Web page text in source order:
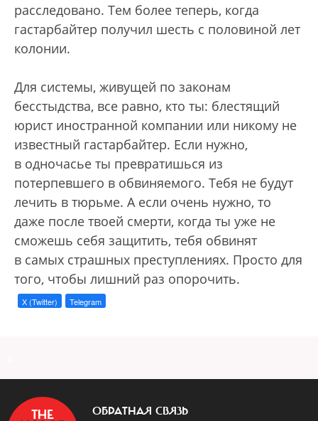
расследовано. Тем более теперь, когда
гастарбайтер получил шесть с половиной лет
колонии.
Для системы, живущей по законам
бесстыдства, все равно, кто ты: блестящий
юрист иностранной компании или никому не
известный гастарбайтер. Если нужно,
в одночасье ты превратишься из
потерпевшего в обвиняемого. Тебя не будут
лечить в тюрьме. А если очень нужно, то
даже после твоей смерти, когда ты уже не
сможешь себя защитить, тебя обвинят
в самых страшных преступлениях. Просто для
того, чтобы лишний раз опорочить.
X (Twitter) Telegram
ОБРАТНАЯ СВЯЗЬ